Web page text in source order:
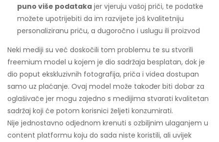
puno više podataka jer vjeruju vašoj priči, te podatke
možete upotrijebiti da im razvijete još kvalitetniju
personaliziranu priču, a dugoročno i uslugu ili proizvod
Neki mediji su već doskočili tom problemu te su stvorili
freemium model u kojem je dio sadržaja besplatan, dok je
dio poput ekskluzivnih fotografija, priča i videa dostupan
samo uz plaćanje. Ovaj model može također biti dobar za
oglašivače jer mogu zajedno s medijima stvarati kvalitetan
sadržaj koji će potom korisnici željeti konzumirati.
Nije jednostavno odjednom krenuti s ozbiljnim ulaganjem u
content platformu koju do sada niste koristili, ali uvijek